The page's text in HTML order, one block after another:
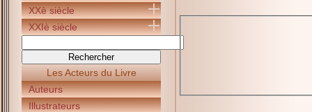
XXè siècle
XXIè siècle
Les Acteurs du Livre
Auteurs
Illustrateurs